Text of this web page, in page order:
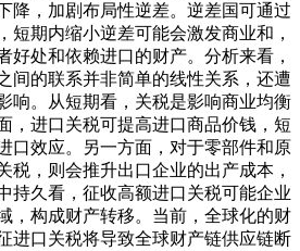
降，加剧布局性逆差。逆差国可通过
短期内缩小逆差可能会激发商业和，
好处和依赖进口的财产。分析来看，
间的联系并非简单的线性关系，还遭
响。从短期看，关税是影响商业均衡
，进口关税可提高进口商品价钱，短
口效应。另一方面，对于零部件和原
税，则会推升出口企业的出产成本，
持久看，征收高额进口关税可能企业
，构成财产转移。当前，全球化的财
进口关税将导致全球财产链供应链断